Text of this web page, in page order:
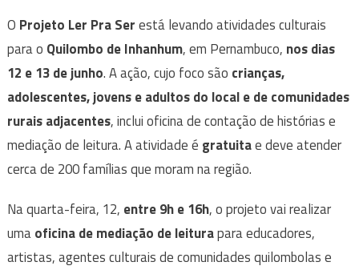
O Projeto Ler Pra Serestá levando atividades culturais
para o Quilombo de Inhanhum, em Pernambuco, nos dias
12 e 13 de junho. A ação, cujo foco são crianças,
adolescentes, jovens e adultos do local e de comunidades
rurais adjacentes, inclui oficina de contação de histórias e
mediação de leitura. A atividade é gratuitae deve atender
cerca de 200 famílias que moram na região.
Na quarta-feira, 12, entre 9h e 16h, o projeto vai realizar
umaoficina de mediação de leiturapara educadores,
artistas, agentes culturais de comunidades quilombolas e